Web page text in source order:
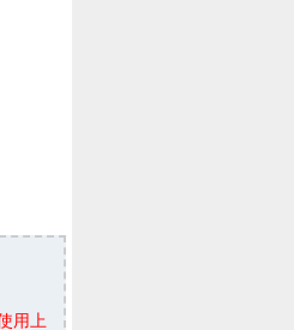
用上